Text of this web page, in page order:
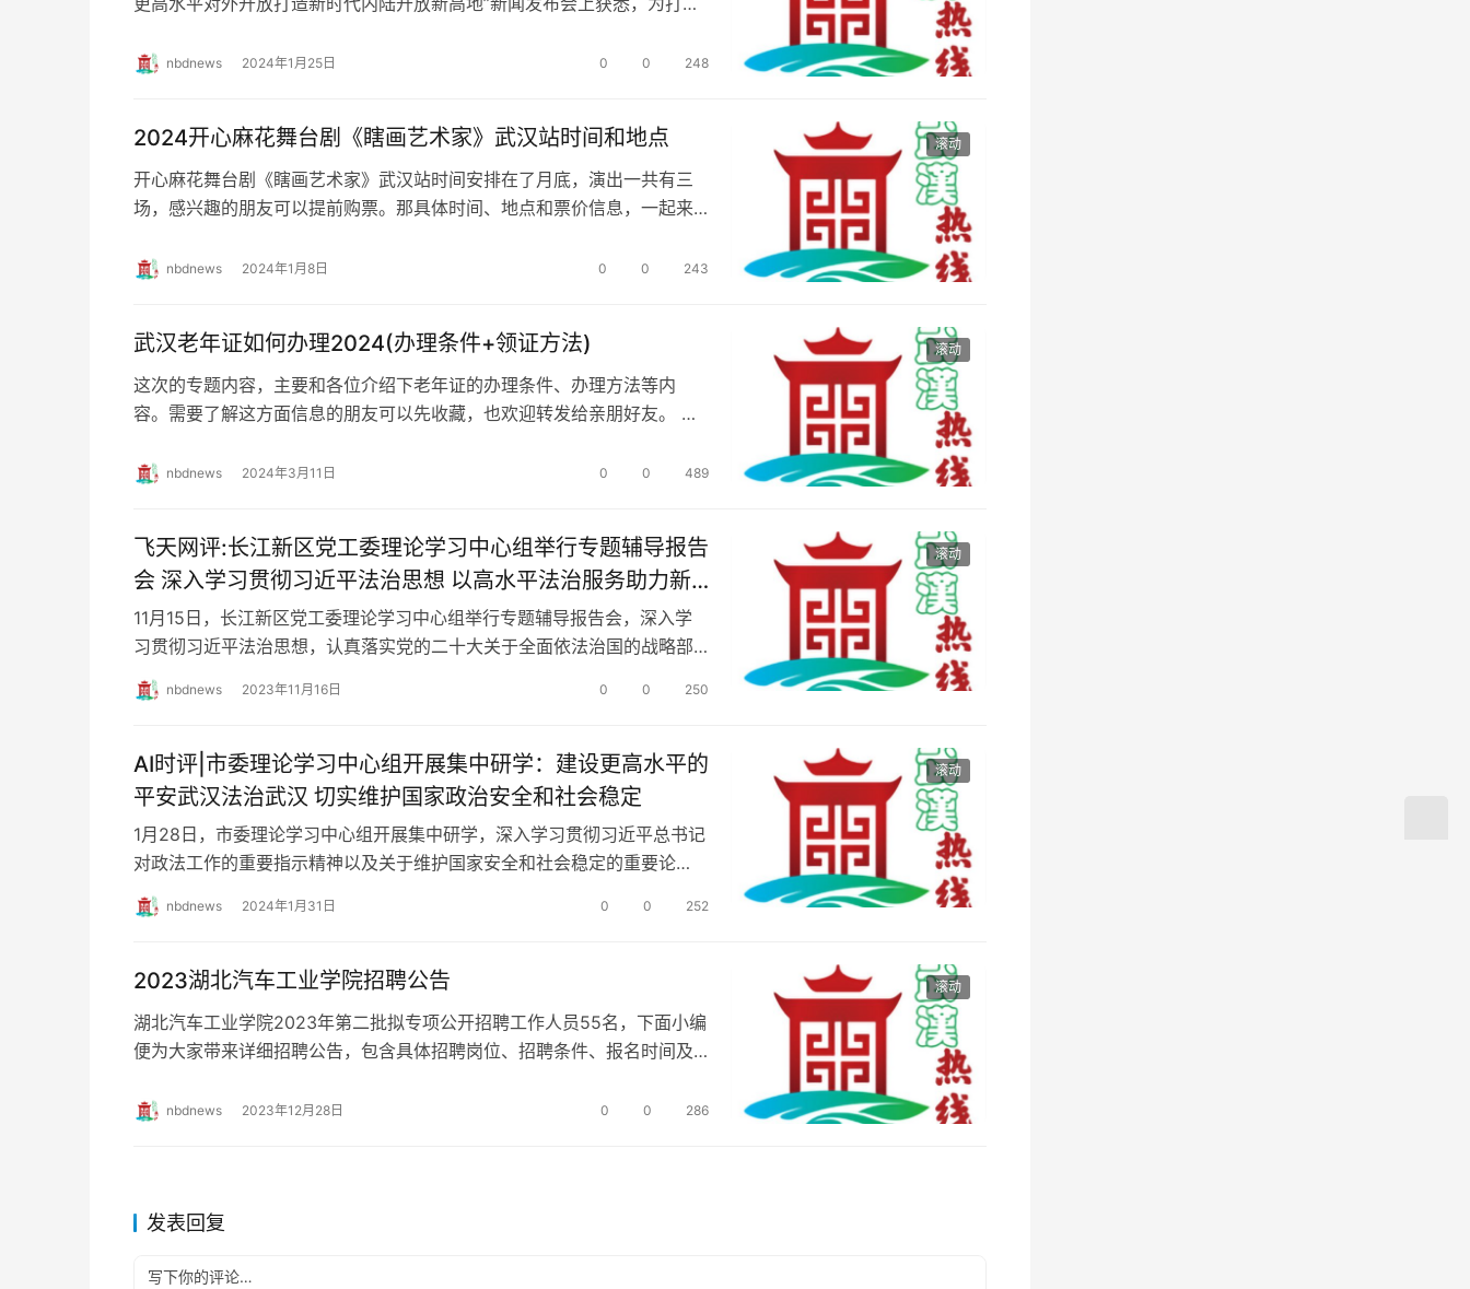
nbdnews 2024年1月25日 0 0 248
滚动
2024开心麻花舞台剧《瞎画艺术家》武汉站时间和地点
开心麻花舞台剧《瞎画艺术家》武汉站时间安排在了月底，演出一共有三
场，感兴趣的朋友可以提前购票。那具体时间、地点和票价信息，一起来
nbdnews 2024年1月8日 0 0 243
滚动
武汉老年证如何办理2024(办理条件+领证方法)
这次的专题内容，主要和各位介绍下老年证的办理条件、办理方法等内
容。需要了解这方面信息的朋友可以先收藏，也欢迎转发给亲朋好友。 办
nbdnews 2024年3月11日 0 0 489
滚动
飞天网评:长江新区党工委理论学习中心组举行专题辅导报告
会 深入学习贯彻习近平法治思想 以高水平法治服务助力新
区高质量发展
11月15日，长江新区党工委理论学习中心组举行专题辅导报告会，深入学
习贯彻习近平法治思想，认真落实党的二十大关于全面依法治国的战略部
署，以高水平法治服务助力新区高质量发展。市委常委…
nbdnews 2023年11月16日 0 0 250
滚动
AI时评|市委理论学习中心组开展集中研学：建设更高水平的
平安武汉法治武汉 切实维护国家政治安全和社会稳定
1月28日，市委理论学习中心组开展集中研学，深入学习贯彻习近平总书记
对政法工作的重要指示精神以及关于维护国家安全和社会稳定的重要论
述，切实把主题教育成果转化为防风险、保安全、护稳定…
nbdnews 2024年1月31日 0 0 252
滚动
2023湖北汽车工业学院招聘公告
湖北汽车工业学院2023年第二批拟专项公开招聘工作人员55名，下面小编
便为大家带来详细招聘公告，包含具体招聘岗位、招聘条件、报名时间及
nbdnews 2023年12月28日 0 0 286
发表回复